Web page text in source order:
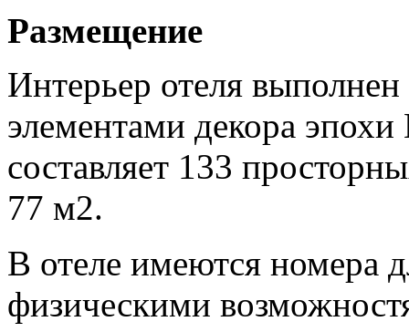
Размещение
Интерьер отеля
элементами декора
составляет 133
77 м2.
В отеле имеются номера
физическими